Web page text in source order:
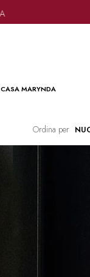
CASA MARYNDA
Ordina per